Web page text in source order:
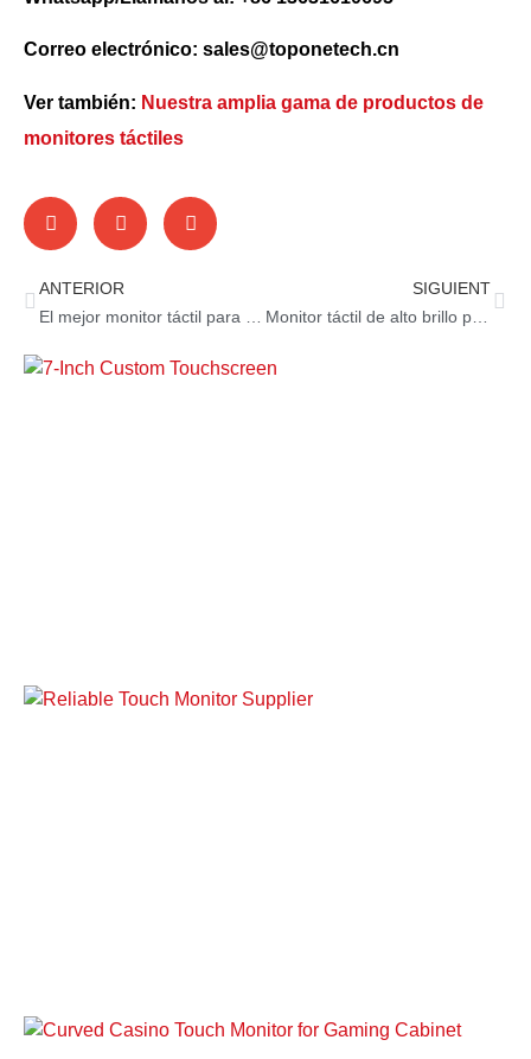
Correo electrónico: sales@toponetech.cn
Ver también: Nuestra amplia gama de productos de
monitores táctiles
ANTERIOR
SIGUIENT
Monitor táctil de alto brillo para quiosco de autoservicio exterior